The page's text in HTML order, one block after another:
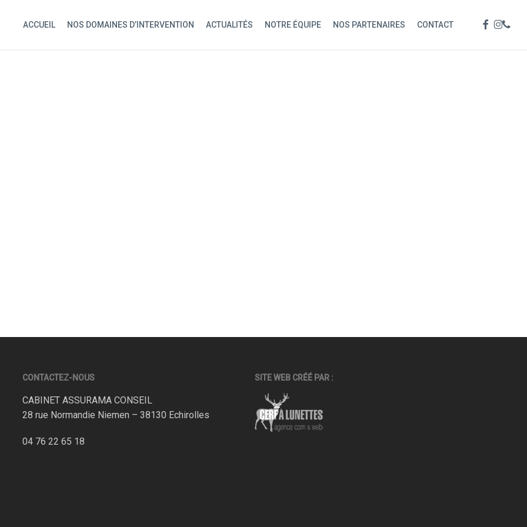
ACCUEIL NOS DOMAINES D’INTERVENTION ACTUALITÉS NOTRE ÉQUIPE NOS PARTENAIRES CONTACT FACEBOOK
CONTACTEZ-NOUS
CABINET ASSURAMA CONSEIL
28 rue Normandie Niemen – 38130 Echirolles
04 76 22 65 18
SITE WEB CRÉÉ PAR :